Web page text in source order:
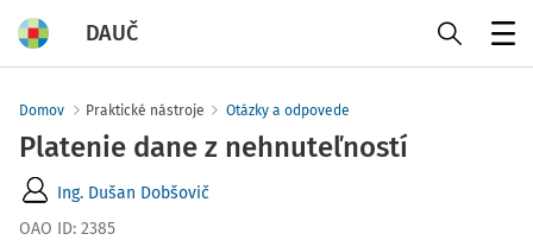
DAUČ
Domov Praktické nástroje Otázky a odpovede
Platenie dane z nehnuteľností
Ing. Dušan Dobšovič
OAO ID: 2385